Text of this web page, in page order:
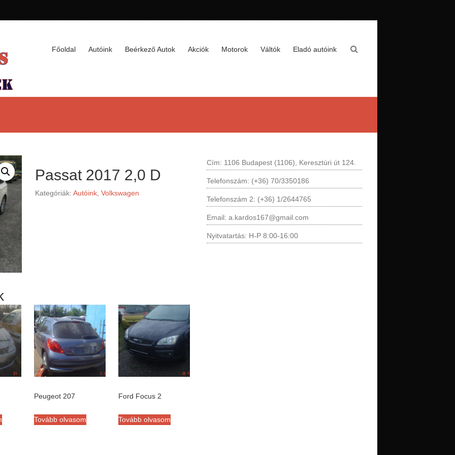
Főoldal Autóink Beérkező Autok Akciók Motorok Váltók Eladó autóink
Passat 2017 2,0 D
Kategóriák: Autóink, Volkswagen
Peugeot 207
Tovább olvasom
Ford Focus 2
Tovább olvasom
Cím: 1106 Budapest (1106), Keresztúri út 124.
Telefonszám: (+36) 70/3350186
Telefonszám 2: (+36) 1/2644765
Email: a.kardos167@gmail.com
Nyitvatartás: H-P 8:00-16:00